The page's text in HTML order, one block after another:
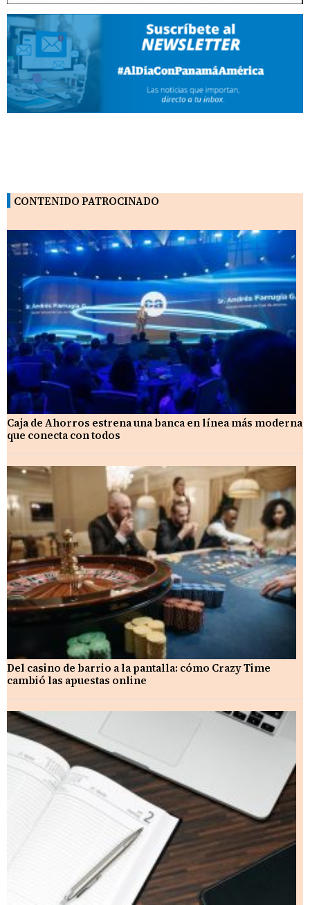
CONTENIDO PATROCINADO
Caja de Ahorros estrena una banca en línea más moderna
que conecta con todos
Del casino de barrio a la pantalla: cómo Crazy Time
cambió las apuestas online